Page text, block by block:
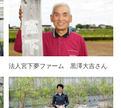
法人宮下夢ファーム 黒澤大吉さん